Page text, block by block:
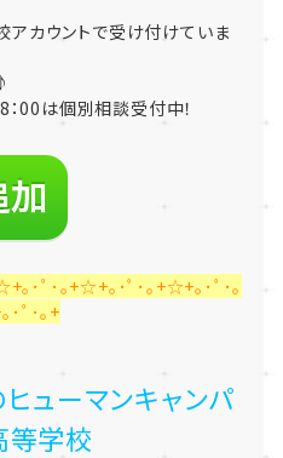
カウントで受け付けていま
00は個別相談受付中！
｡･ﾟ･｡+☆+｡･ﾟ･｡+☆+｡･ﾟ･｡
･ﾟ･｡+
ューマンキャンパ
等学校